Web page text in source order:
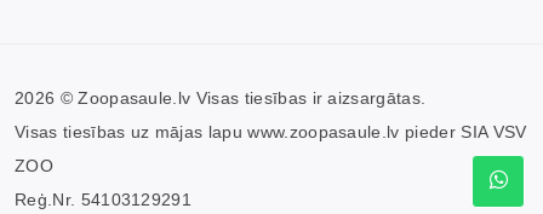
2026 © Zoopasaule.lv Visas tiesības ir aizsargātas.
Visas tiesības uz mājas lapu www.zoopasaule.lv pieder SIA VSV
ZOO
Reģ.Nr. 54103129291